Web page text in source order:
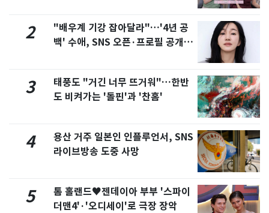
2
"배우계 기강 잡아달라"…'4년 공
백' 수애, SNS 오픈·프로필 공개
3
태풍도 "거긴 너무 뜨거워"…한반
도 비켜가는 '돌핀'과 '찬홈'
4
용산 거주 일본인 인플루언서, SNS
라이브방송 도중 사망
5
톰 홀랜드♥젠데이아 부부 '스파이
더맨4'·'오디세이'로 극장 장악